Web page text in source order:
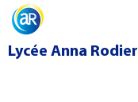
Lycée Anna Rodier